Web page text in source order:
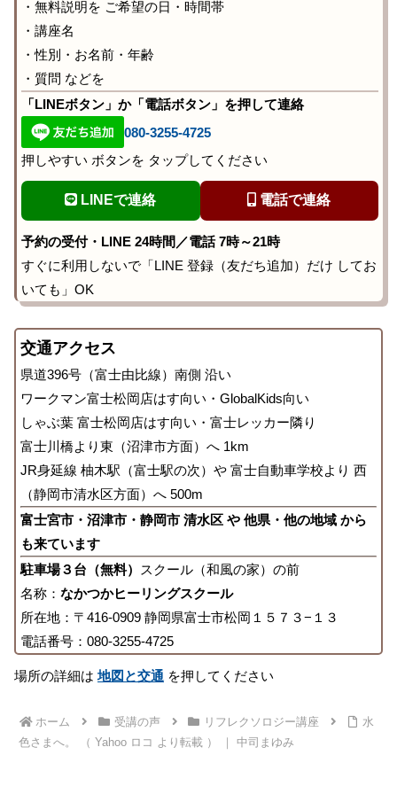
・無料説明を ご希望の日・時間帯
・講座名
・性別・お名前・年齢
・質問 などを
「LINEボタン」か「電話ボタン」を押して連絡
080-3255-4725
押しやすい ボタンを タップしてください
LINEで連絡 電話で連絡
予約の受付・LINE 24時間／電話 7時～21時
すぐに利用しないで「LINE 登録（友だち追加）だけ してお
いても」OK
交通アクセス
県道396号（富士由比線）南側 沿い
ワークマン富士松岡店はす向い・GlobalKids向い
しゃぶ葉 富士松岡店はす向い・富士レッカー隣り
富士川橋より東（沼津市方面）へ 1km
JR身延線 柚木駅（富士駅の次）や 富士自動車学校より 西
（静岡市清水区方面）へ 500m
富士宮市・沼津市・静岡市 清水区 や 他県・他の地域 から
も来ています
駐車場３台（無料）
スクール（和風の家）の前
名称： なかつかヒーリングスクール
所在地：〒416-0909 静岡県富士市松岡１５７３−１３
電話番号：080-3255-4725
場所の詳細は地図と交通 を押してください
ホーム 受講の声 リフレクソロジー講座
水
色さまへ。 （ Yahoo ロコ より転載 ） ｜ 中司まゆみ